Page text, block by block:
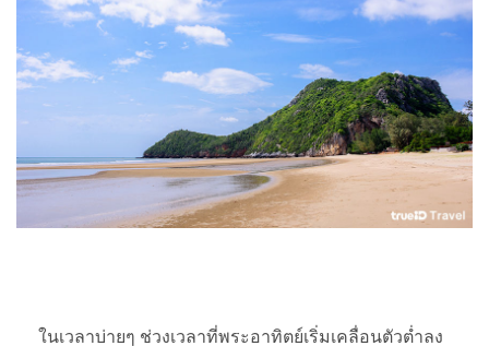
ในเวลาบ่ายๆ ช่วงเวลาที่พระอาทิตย์เริ่มเคลื่อนตัวต่ำลง